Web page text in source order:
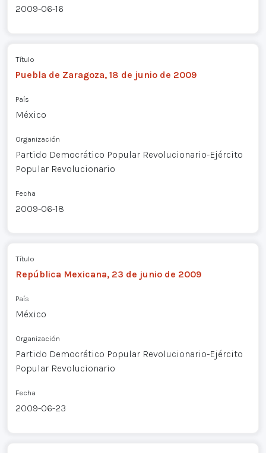
2009-06-16
Título
Puebla de Zaragoza, 18 de junio de 2009
País
México
Organización
Partido Democrático Popular Revolucionario-Ejército
Popular Revolucionario
Fecha
2009-06-18
Título
República Mexicana, 23 de junio de 2009
País
México
Organización
Partido Democrático Popular Revolucionario-Ejército
Popular Revolucionario
Fecha
2009-06-23